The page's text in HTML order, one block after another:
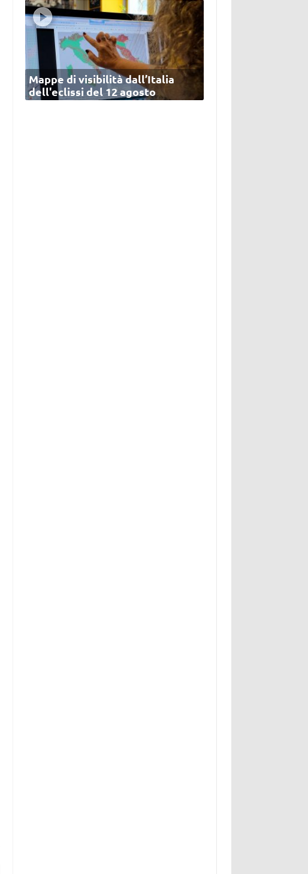
Mappe di visibilità dall’Italia
dell'eclissi del 12 agosto